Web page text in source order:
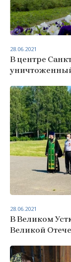
В центре
28.06.2021
В Великом
Великой
28.06.2021